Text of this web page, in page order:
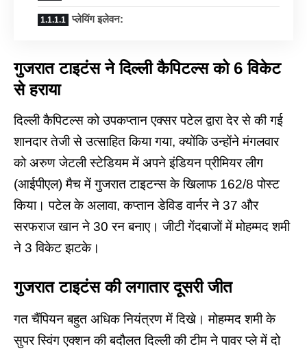
प्लेयिंग इलेवन:
गुजरात टाइटंस ने दिल्ली कैपिटल्स को 6 विकेट
से हराया
दिल्ली कैपिटल्स को उपकप्तान एक्सर पटेल द्वारा देर से की गई
शानदार तेजी से उत्साहित किया गया, क्योंकि उन्होंने मंगलवार
को अरुण जेटली स्टेडियम में अपने इंडियन प्रीमियर लीग
(आईपीएल) मैच में गुजरात टाइटन्स के खिलाफ 162/8 पोस्ट
किया। पटेल के अलावा, कप्तान डेविड वार्नर ने 37 और
सरफराज खान ने 30 रन बनाए। जीटी गेंदबाजों में मोहम्मद शमी
ने 3 विकेट झटके।
गुजरात टाइटंस की लगातार दूसरी जीत
गत चैंपियन बहुत अधिक नियंत्रण में दिखे। मोहम्मद शमी के
सुपर स्विंग एक्शन की बदौलत दिल्ली की टीम ने पावर प्ले में दो